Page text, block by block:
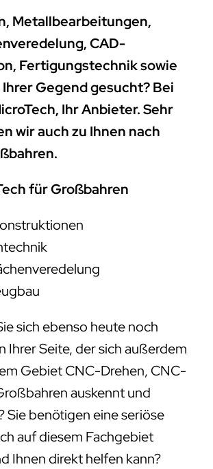
Metallbearbeitungen,
CAD-
Fertigungstechnik sowie
Gegend gesucht? Bei
Ihr Anbieter. Sehr
wir auch zu Ihnen nach
für Großbahren
sich ebenso heute noch
Ihrer Seite, der sich außerdem
Gebiet CNC-Drehen, CNC-
auskennt und
Sie benötigen eine seriöse
auf diesem Fachgebiet
Ihnen direkt helfen kann?